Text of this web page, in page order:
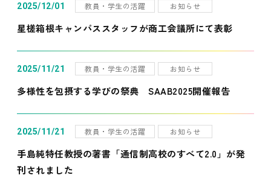
2025/12/01 教員・学生の活躍 お知らせ
星槎箱根キャンパススタッフが商工会議所にて表彰
2025/11/21 教員・学生の活躍 お知らせ
多様性を包摂する学びの祭典 SAAB2025開催報告
2025/11/21 教員・学生の活躍 お知らせ
手島純特任教授の著書「通信制高校のすべて2.0」が発
刊されました